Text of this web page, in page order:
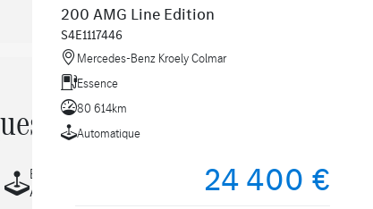
200 AMG Line Edition
S4E1117446
Mercedes-Benz Kroely Colmar
Essence
80 614km
Automatique
24 400 €
Boîte
Automatique